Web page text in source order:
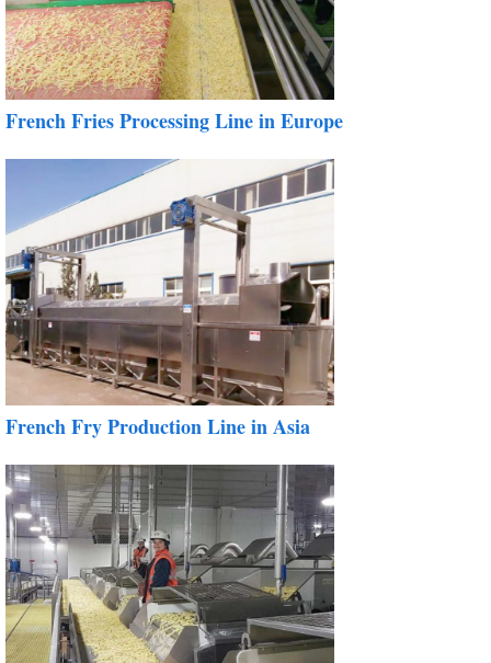
French Fries Processing Line in Europe
French Fry Production Line in Asia